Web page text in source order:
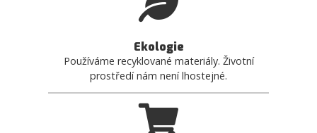
Ekologie
Používáme recyklované materiály. Životní
prostředí nám není lhostejné.